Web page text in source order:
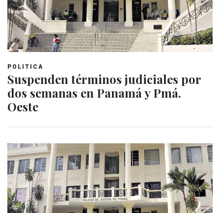
POLITICA
Suspenden términos judiciales por
dos semanas en Panamá y Pmá.
Oeste